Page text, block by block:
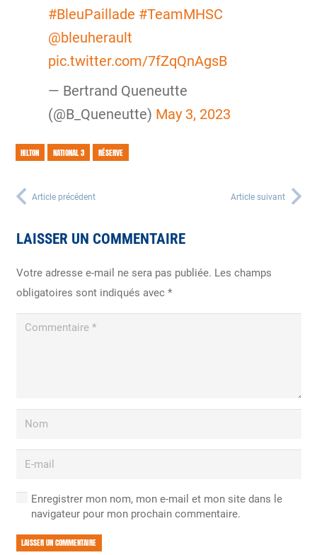
#BleuPaillade #TeamMHSC
@bleuherault
pic.twitter.com/7fZqQnAgsB
— Bertrand Queneutte
(@B_Queneutte) May 3, 2023
HILTON NATIONAL 3 RÉSERVE
Article précédent Article suivant
LAISSER UN COMMENTAIRE
Votre adresse e-mail ne sera pas publiée. Les champs
obligatoires sont indiqués avec *
Enregistrer mon nom, mon e-mail et mon site dans le
navigateur pour mon prochain commentaire.
LAISSER UN COMMENTAIRE